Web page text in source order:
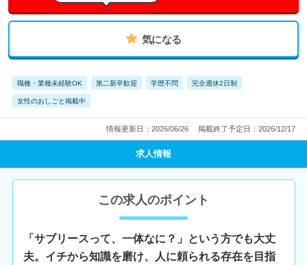
気になる
職種・業種未経験OK 第二新卒歓迎 学歴不問 完全週休2日制
女性のおしごと掲載中
情報更新日：2026/06/26 掲載終了予定日：2026/12/17
求人情報
この求人のポイント
「サブリースって、一体なに？」という方でも大丈
夫。イチから知識を磨け、人に頼られる存在を目指